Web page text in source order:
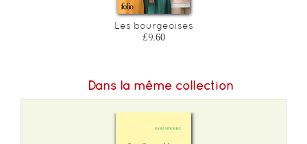
Les bourgeoises
£9.60
Dans la même collection